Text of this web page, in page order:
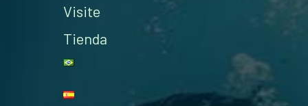
Visite
Tienda